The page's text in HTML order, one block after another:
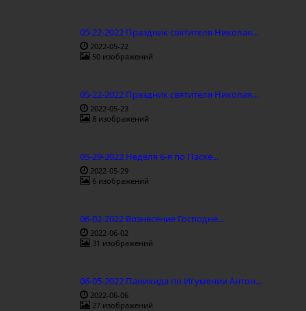
05-22-2022 Праздник святителя Николая...
2022-05-22
50 изображений
05-22-2022 Праздник святителя Николая...
2022-05-23
8 изображений
05-29-2022 Неделя 6-я по Пасхе...
2022-05-29
6 изображений
06-02-2022 Вознесение Господне...
2022-06-02
31 изображений
06-05-2022 Панихида по Игумении Антон...
2022-06-06
27 изображений